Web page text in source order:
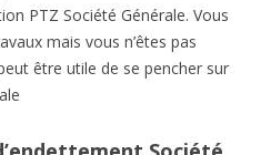
PTZ Société Générale. Vous
mais vous n’êtes pas
être utile de se pencher sur